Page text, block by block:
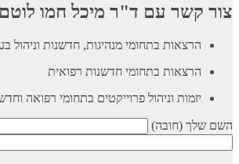
צור קשר עם ד"ר מיכל חמו
הרצאות בתחומי מנהיגות, חדשנות וניהול
הרצאות בתחומי חדשנות רפואית
יזמות וניהול פרוייקטים בתחומי רפואה
השם שלך (חובה)